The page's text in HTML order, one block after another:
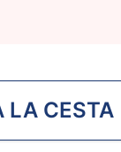
LA CESTA